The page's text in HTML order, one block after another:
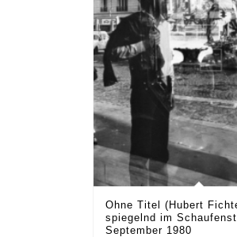
Ohne Titel (Hubert
spiegelnd im
September 1980